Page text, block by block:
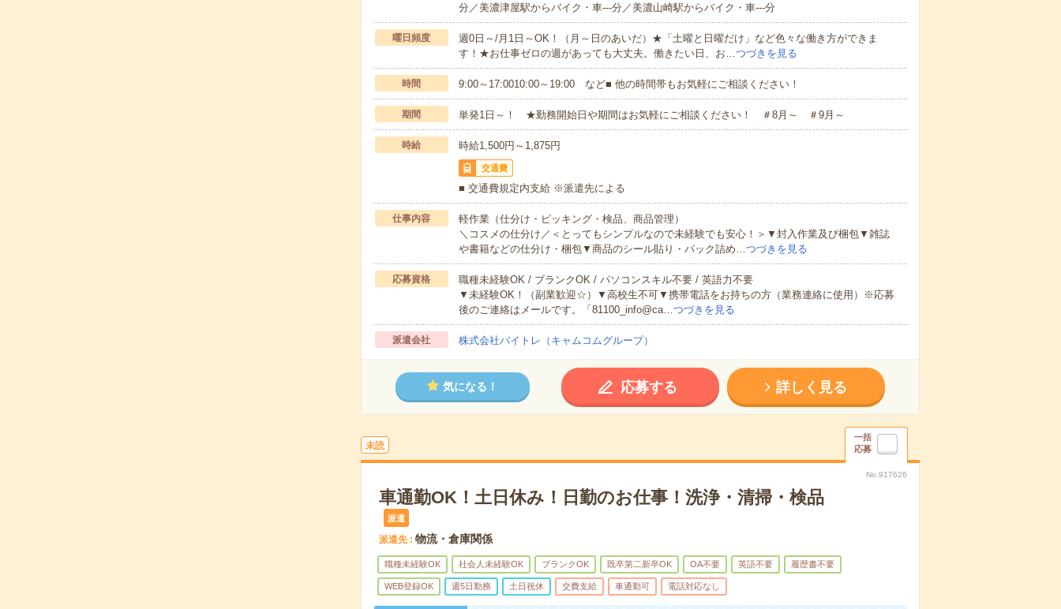
分／美濃津屋駅からバイク・車---分／美濃山崎駅からバイク・車---分
曜日頻度
週0日～/月1日～OK！（月～日のあいだ）★「土曜と日曜だけ」など色々な働き方ができま
す！★お仕事ゼロの週があっても大丈夫。働きたい日、お…つづきを見る
時間 9:00～17:0010:00～19:00 など■ 他の時間帯もお気軽にご相談ください！
期間 単発1日～！ ★勤務開始日や期間はお気軽にご相談ください！ ＃8月～ ＃9月～
時給 時給1,500円～1,875円
交通費
■ 交通費規定内支給 ※派遣先による
仕事内容
軽作業（仕分け・ピッキング・検品、商品管理）
＼コスメの仕分け／＜とってもシンプルなので未経験でも安心！＞▼封入作業及び梱包▼雑誌
や書籍などの仕分け・梱包▼商品のシール貼り・パック詰め…つづきを見る
応募資格
職種未経験OK / ブランクOK / パソコンスキル不要 / 英語力不要
▼未経験OK！（副業歓迎☆）▼高校生不可▼携帯電話をお持ちの方（業務連絡に使用）※応募
後のご連絡はメールです。「81100_info@ca…つづきを見る
派遣会社 株式会社バイトレ（キャムコムグループ）
気になる！ 応募する 詳しく見る
未読
一括
応募
No.917626
車通勤OK！土日休み！日勤のお仕事！洗浄・清掃・検品
派遣
派遣先 物流・倉庫関係
職種未経験OK 社会人未経験OK ブランクOK 既卒第二新卒OK OA不要 英語不要 履歴書不要
WEB登録OK 週5日勤務 土日祝休 交費支給 車通勤可 電話対応なし